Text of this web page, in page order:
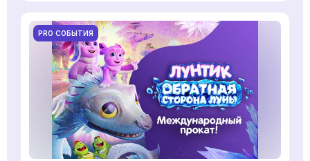
PRO СОБЫТИЯ